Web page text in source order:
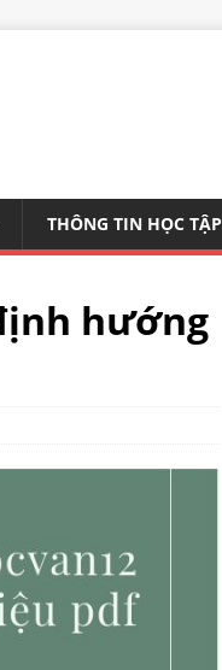
THÔNG TIN HỌC TẬP
hướng